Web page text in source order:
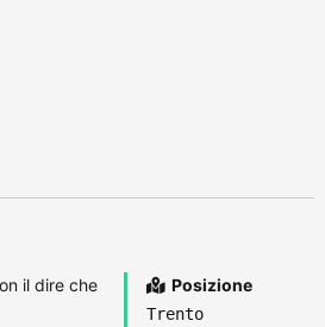
il dire che
Posizione
Trento